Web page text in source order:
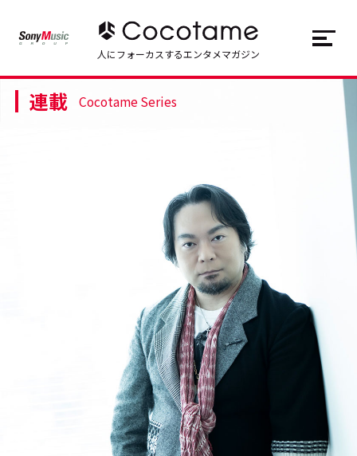
トップ Top
About
#エンタメ業界のちょっといい話
#サステナブルな取り組み #スタッフが語る
JP EN
人にフォーカスするエンタメマガジン
連載 Cocotame Series